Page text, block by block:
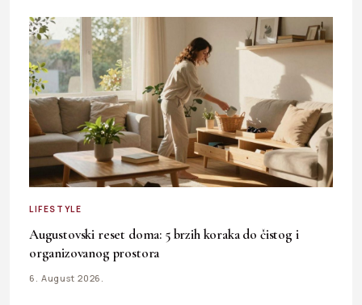
LIFESTYLE
Augustovski reset doma: 5 brzih koraka do čistog i
organizovanog prostora
6. August 2026.